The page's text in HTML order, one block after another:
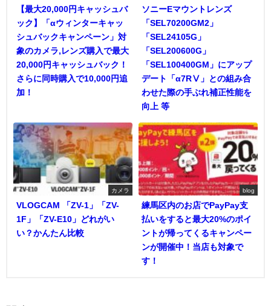
【最大20,000円キャッシュバ
ック】「αウィンターキャッ
シュバックキャンペーン」対
象のカメラ,レンズ購入で最大
20,000円キャッシュバック！
さらに同時購入で10,000円追
加！
ソニーEマウントレンズ
「SEL70200GM2」
「SEL24105G」
「SEL200600G」
「SEL100400GM」にアップ
デート「α7RⅤ」との組み合
わせた際の手ぶれ補正性能を
向上 等
カメラ
VLOGCAM 「ZV-1」「ZV-
1F」「ZV-E10」どれがい
い？かんたん比較
blog
練馬区内のお店でPayPay支
払いをすると最大20%のポイ
ントが帰ってくるキャンペー
ンが開催中！当店も対象で
す！